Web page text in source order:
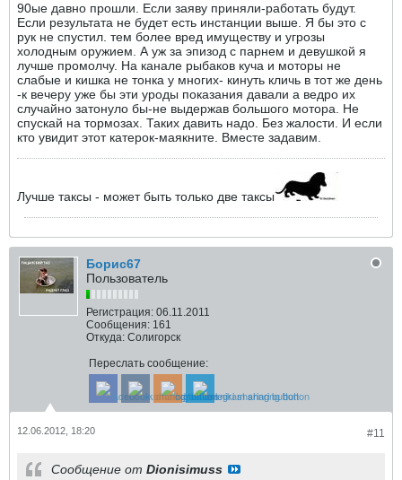
90ые давно прошли. Если заяву приняли-работать будут.
Если результата не будет есть инстанции выше. Я бы это с
рук не спустил. тем более вред имуществу и угрозы
холодным оружием. А уж за эпизод с парнем и девушкой я
лучше промолчу. На канале рыбаков куча и моторы не
слабые и кишка не тонка у многих- кинуть кличь в тот же день
-к вечеру уже бы эти уроды показания давали а ведро их
случайно затонуло бы-не выдержав большого мотора. Не
спускай на тормозах. Таких давить надо. Без жалости. И если
кто увидит этот катерок-маякните. Вместе задавим.
Лучше таксы - может быть только две таксы
Борис67
Пользователь
Регистрация: 06.11.2011
Сообщения: 161
Откуда: Солигорск
Переслать сообщение:
#11
12.06.2012, 18:20
Сообщение от Dionisimuss